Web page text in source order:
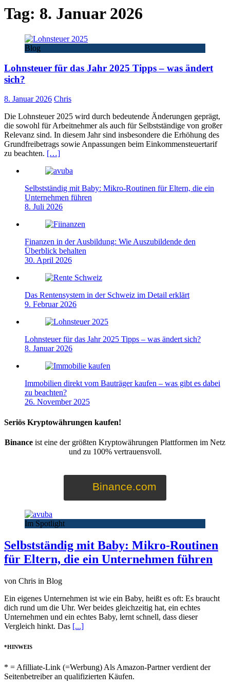
Tag: 8. Januar 2026
Blog
Lohnsteuer für das Jahr 2025 Tipps – was ändert
sich?
8. Januar 2026 Chris
Die Lohnsteuer 2025 wird durch bedeutende Änderungen geprägt,
die sowohl für Arbeitnehmer als auch für Selbstständige von großer
Relevanz sind. In diesem Jahr sind insbesondere die Erhöhung des
Grundfreibetrags sowie Anpassungen beim Einkommensteuertarif
zu beachten. […]
Selbstständig mit Baby: Mikro-Routinen für Eltern, die ein
Unternehmen führen
8. Juli 2026
Finanzen in der Ausbildung: Wie Auszubildende den
Überblick behalten
30. April 2026
Das Rentensystem in der Schweiz im Detail erklärt
9. Februar 2026
Lohnsteuer für das Jahr 2025 Tipps – was ändert sich?
8. Januar 2026
Immobilien direkt vom Bauträger kaufen – was gibt es dabei
zu beachten?
26. November 2025
Seriös Kryptowährungen kaufen!
Binance ist eine der größten Kryptowährungen Plattformen im Netz
und zu 100% vertrauensvoll.
Binance.com
Im Spotlight
Selbstständig mit Baby: Mikro-Routinen
für Eltern, die ein Unternehmen führen
von Chris in Blog
Ein eigenes Unternehmen ist wie ein Baby, heißt es oft: Es braucht
dich rund um die Uhr. Wer beides gleichzeitig hat, ein echtes
Unternehmen und ein echtes Baby, lernt schnell, dass dieser
Vergleich hinkt. Das [...]
*HINWEIS
* = Afilliate-Link (=Werbung) Als Amazon-Partner verdient der
Seitenbetreiber an qualifizierten Käufen.